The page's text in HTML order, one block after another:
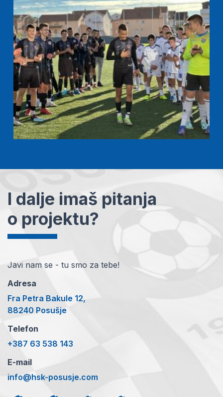
I dalje imaš pitanja
o projektu?
Javi nam se - tu smo za tebe!
Adresa
Fra Petra Bakule 12,
88240 Posušje
Telefon
+387 63 538 143
E-mail
info@hsk-posusje.com